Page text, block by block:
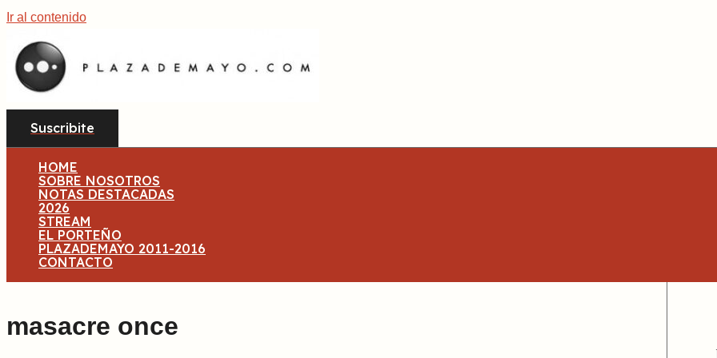
Ir al contenido
Suscribite
HOME
SOBRE NOSOTROS
NOTAS DESTACADAS
2026
STREAM
EL PORTEÑO
PLAZADEMAYO 2011-2016
CONTACTO
masacre once